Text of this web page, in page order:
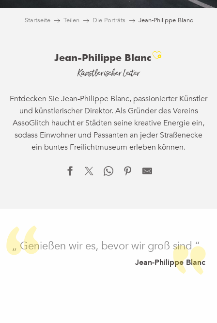
Startseite Teilen Die Porträts Jean-Philippe Blanc
Jean-Philippe BlancAjouter
Künstlerischer Leiter
Entdecken Sie Jean-Philippe Blanc, passionierter Künstler
und künstlerischer Direktor. Als Gründer des Vereins
AssoGlitch haucht er Städten seine kreative Energie ein,
sodass Einwohner und Passanten an jeder Straßenecke
ein buntes Freilichtmuseum erleben können.
„ Genießen wir es, bevor wir groß sind “
Jean-Philippe Blanc